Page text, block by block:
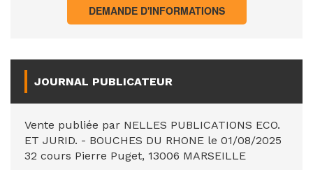
DEMANDE D'INFORMATIONS
JOURNAL PUBLICATEUR
Vente publiée par NELLES PUBLICATIONS ECO.
ET JURID. - BOUCHES DU RHONE le 01/08/2025
32 cours Pierre Puget, 13006 MARSEILLE